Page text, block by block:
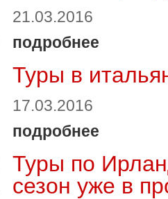
21.03.2016
подробнее
Туры в
17.03.2016
подробнее
Туры по
сезон уже в